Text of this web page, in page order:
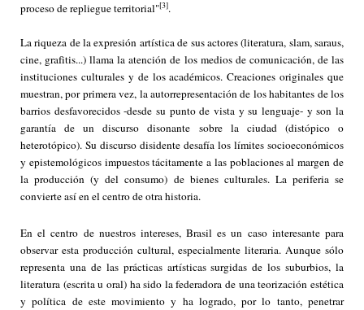
proceso de repliegue territorial"[3].
La riqueza de la expresión artística de sus actores (literatura, slam, saraus,
cine, grafitis...) llama la atención de los medios de comunicación, de las
instituciones culturales y de los académicos. Creaciones originales que
muestran, por primera vez, la autorrepresentación de los habitantes de los
barrios desfavorecidos -desde su punto de vista y su lenguaje- y son la
garantía de un discurso disonante sobre la ciudad (distópico o
heterotópico). Su discurso disidente desafía los límites socioeconómicos
y epistemológicos impuestos tácitamente a las poblaciones al margen de
la producción (y del consumo) de bienes culturales. La periferia se
convierte así en el centro de otra historia.
En el centro de nuestros intereses, Brasil es un caso interesante para
observar esta producción cultural, especialmente literaria. Aunque sólo
representa una de las prácticas artísticas surgidas de los suburbios, la
literatura (escrita u oral) ha sido la federadora de una teorización estética
y política de este movimiento y ha logrado, por lo tanto, penetrar